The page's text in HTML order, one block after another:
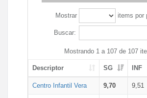
Mostrar items por
Buscar:
Mostrando 1 a 107 de 107
Descriptor SG INF
Centro Infantil Vera 9,70 9,51